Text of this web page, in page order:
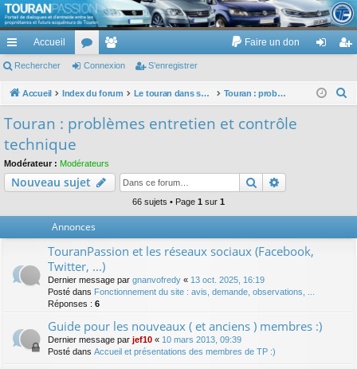
TouranPassion
Le forum des propriétaires ou futurs acquéreurs du Volkswagen Touran
cc
ès
pi
de
Accueil
or
u
e
m
Faire un don
ne nr
Rechercher Connexion S’enregistrer
Accueil Index du forum Le touran dans ses versions I (V1 V2 V3) et II ... Touran : problèmes entretien et contrôle technique
h
Touran : problèmes entretien et contrôle
technique
Modérateur : Modérateurs
Nouveau sujet Rechercher
66 sujets • Page 1 sur 1
Annonces
TouranPassion et les réseaux sociaux (Facebook,
Twitter, ...)
Dernier message par gnanvofredy « 13 oct. 2025, 16:19
Posté dans Fonctionnement du site : avis, demande, observations, ...
Réponses : 6
Guide pour les nouveaux ( et anciens ) membres :)
Dernier message par jef10 « 10 mars 2013, 09:39
Posté dans Accueil et présentations des membres de TP :)